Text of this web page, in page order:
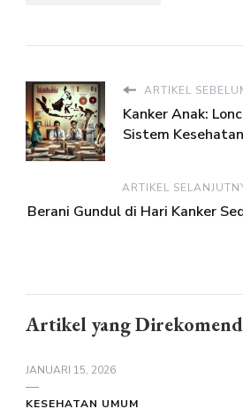
ARTIKEL
Kanker Anak:
Sistem
ARTIKEL
Berani Gundul di Hari Kanker
Artikel yang
JANUARI 15, 2026
KESEHATAN UMUM